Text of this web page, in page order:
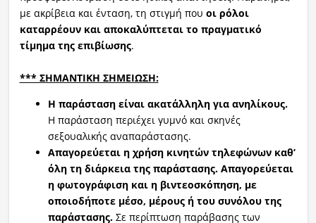
με ακρίβεια και ένταση, τη στιγμή που οι ρόλοι
καταρρέουν και αποκαλύπτεται το πραγματικό
τίμημα της επιβίωσης.
*** ΣΗΜΑΝΤΙΚΗ ΣΗΜΕΙΩΣΗ:
Η παράσταση είναι ακατάλληλη για ανηλίκους.
Η παράσταση περιέχει γυμνό και σκηνές
σεξουαλικής αναπαράστασης.
Απαγορεύεται η χρήση κινητών τηλεφώνων καθ’
όλη τη διάρκεια της παράστασης. Απαγορεύεται
η φωτογράφιση και η βιντεοσκόπηση, με
οποιοδήποτε μέσο, μέρους ή του συνόλου της
παράστασης. Σε περίπτωση παράβασης των